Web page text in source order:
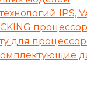
IPS,
для